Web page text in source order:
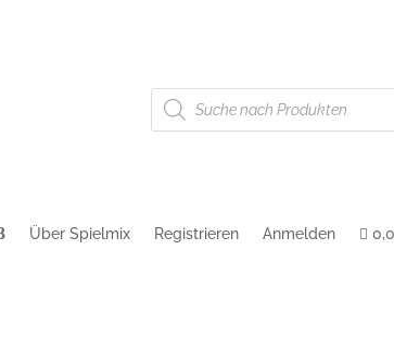
Products
search
Über Spielmix Registrieren Anmelden